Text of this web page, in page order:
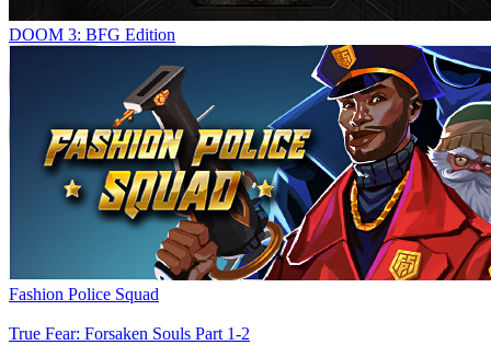
DOOM 3: BFG Edition
Fashion Police Squad
True Fear: Forsaken Souls Part 1-2